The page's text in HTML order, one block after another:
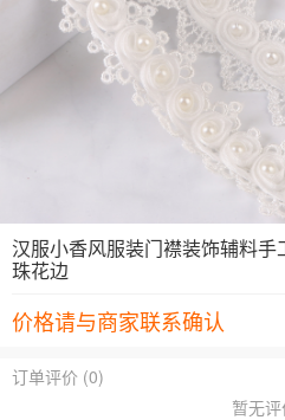
汉服小香风服装门襟装饰辅料
珠花边
价格请与商家联系确认
订单评价 (0)
暂无评